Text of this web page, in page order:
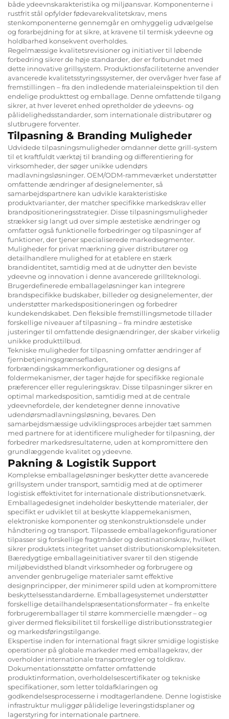
både ydeevnskarakteristika og miljøansvar. Komponenterne i
rustfrit stål opfylder fødevarekvalitetskrav, mens
stenkomponenterne gennemgår en omhyggelig udvælgelse
og forarbejdning for at sikre, at kravene til termisk ydeevne og
holdbarhed konsekvent overholdes.
Regelmæssige kvalitetsrevisioner og initiativer til løbende
forbedring sikrer de høje standarder, der er forbundet med
dette innovative grillsystem. Produktionsfaciliteterne anvender
avancerede kvalitetsstyringssystemer, der overvåger hver fase af
fremstillingen – fra den indledende materialeinspektion til den
endelige produkttest og emballage. Denne omfattende tilgang
sikrer, at hver leveret enhed opretholder de ydeevns- og
pålidelighedsstandarder, som internationale distributører og
slutbrugere forventer.
Tilpasning & Branding Muligheder
Udvidede tilpasningsmuligheder omdanner dette grill-system
til et kraftfuldt værktøj til branding og differentiering for
virksomheder, der søger unikke udendørs
madlavningsløsninger. OEM/ODM-rammeværket understøtter
omfattende ændringer af designelementer, så
samarbejdspartnere kan udvikle karakteristiske
produktvarianter, der matcher specifikke markedskrav eller
brandpositioneringsstrategier. Disse tilpasningsmuligheder
strækker sig langt ud over simple æstetiske ændringer og
omfatter også funktionelle forbedringer og tilpasninger af
funktioner, der tjener specialiserede markedsegmenter.
Muligheder for privat mærkning giver distributører og
detailhandlere mulighed for at etablere en stærk
brandidentitet, samtidig med at de udnytter den beviste
ydeevne og innovation i denne avancerede grillteknologi.
Brugerdefinerede emballageløsninger kan integrere
brandspecifikke budskaber, billeder og designelementer, der
understøtter markedspositioneringen og forbedrer
kundekendskabet. Den fleksible fremstillingsmetode tillader
forskellige niveauer af tilpasning – fra mindre æstetiske
justeringer til omfattende designændringer, der skaber virkelig
unikke produkttilbud.
Tekniske muligheder for tilpasning omfatter ændringer af
fjernbetjeningsgrænsefladen,
forbrændingskammerkonfigurationer og designs af
foldermekanismer, der tager højde for specifikke regionale
præferencer eller reguleringskrav. Disse tilpasninger sikrer en
optimal markedsposition, samtidig med at de centrale
ydeevnefordele, der kendetegner denne innovative
udendørsmadlavningsløsning, bevares. Den
samarbejdsmæssige udviklingsproces arbejder tæt sammen
med partnere for at identificere muligheder for tilpasning, der
forbedrer markedsresultaterne, uden at kompromittere den
grundlæggende kvalitet og ydeevne.
Pakning & Logistik Support
Komplekse emballageløsninger beskytter dette avancerede
grillsystem under transport, samtidig med at de optimerer
logistisk effektivitet for internationale distributionsnetværk.
Emballagedesignet indeholder beskyttende materialer, der
specifikt er udviklet til at beskytte klappemekanismen,
elektroniske komponenter og stenkonstruktionsdele under
håndtering og transport. Tilpassede emballagekonfigurationer
tilpasser sig forskellige fragtmåder og destinationskrav, hvilket
sikrer produktets integritet uanset distributionskompleksiteten.
Bæredygtige emballageinitiativer svarer til den stigende
miljøbevidsthed blandt virksomheder og forbrugere og
anvender genbrugelige materialer samt effektive
designprincipper, der minimerer spild uden at kompromittere
beskyttelsesstandarderne. Emballagesystemet understøtter
forskellige detailhandelspræsentationsformater – fra enkelte
forbrugeremballager til større kommercielle mængder – og
giver dermed fleksibilitet til forskellige distributionsstrategier
og markedsføringstilgange.
Ekspertise inden for international fragt sikrer smidige logistiske
operationer på globale markeder med emballagekrav, der
overholder internationale transportregler og toldkrav.
Dokumentationsstøtte omfatter omfattende
produktinformation, overholdelsescertifikater og tekniske
specifikationer, som letter toldafklaringen og
godkendelsesprocesserne i modtagerlandene. Denne logistiske
infrastruktur muliggør pålidelige leveringstidsplaner og
lagerstyring for internationale partnere.